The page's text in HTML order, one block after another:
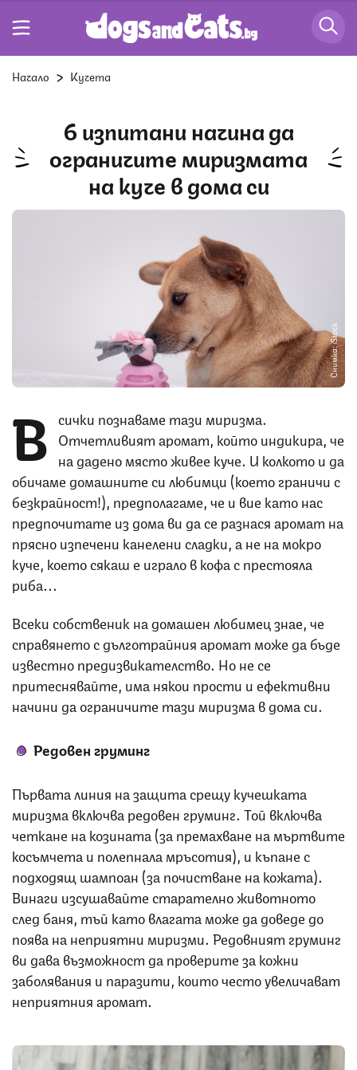
Начало Кучета
6 изпитани начина да
ограничите миризмата
на куче в дома си
Снимка: iStock
В сички познаваме тази миризма.
Отчетливият аромат, който индикира, че
на дадено място живее куче. И колкото и да
обичаме домашните си любимци (което граничи с
безкрайност!), предполагаме, че и вие като нас
предпочитате из дома ви да се разнася аромат на
прясно изпечени канелени сладки, а не на мокро
куче, което сякаш е играло в кофа с престояла
риба...
Всеки собственик на домашен любимец знае, че
справянето с дълготрайния аромат може да бъде
известно предизвикателство. Но не се
притеснявайте, има някои прости и ефективни
начини да ограничите тази миризма в дома си.
Редовен груминг
Първата линия на защита срещу кучешката
миризма включва редовен груминг. Той включва
четкане на козината (за премахване на мъртвите
косъмчета и полепнала мръсотия), и къпане с
подходящ шампоан (за почистване на кожата).
Винаги изсушавайте старателно животното
след баня, тъй като влагата може да доведе до
поява на неприятни миризми. Редовният груминг
ви дава възможност да проверите за кожни
заболявания и паразити, които често увеличават
неприятния аромат.